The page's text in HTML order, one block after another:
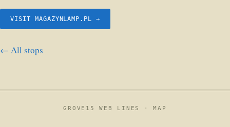
VISIT MAGAZYNLAMP.PL →
← All stops
GROVE15 WEB LINES ·MAP